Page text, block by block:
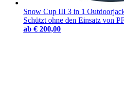
Snow Cup III 3 in 1
Schützt ohne den Einsatz von
ab € 200,00